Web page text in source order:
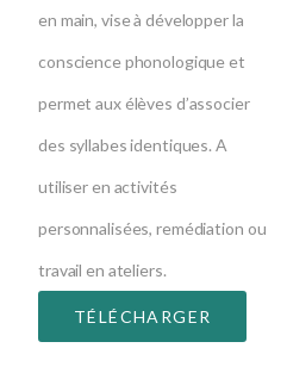
en main, vise à développer la
conscience phonologique et
permet aux élèves d’associer
des syllabes identiques. A
utiliser en activités
personnalisées, remédiation ou
travail en ateliers.
TÉLÉCHARGER